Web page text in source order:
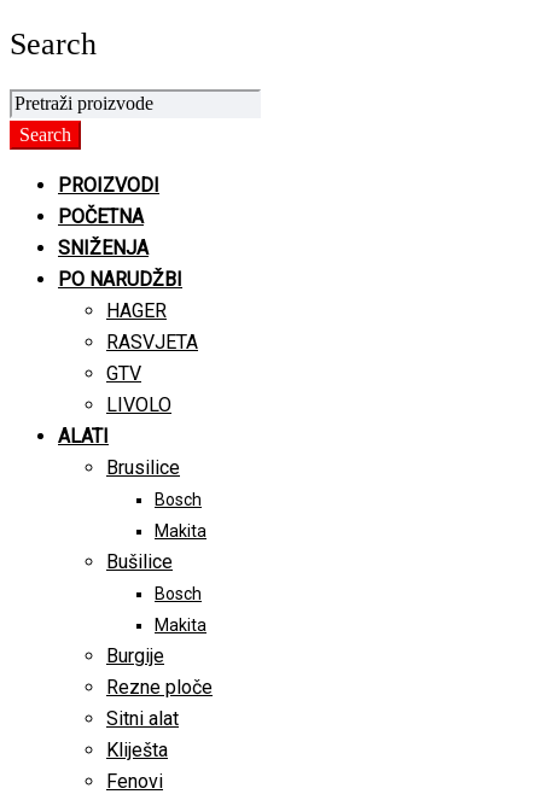
Search
PROIZVODI
POČETNA
SNIŽENJA
PO NARUDŽBI
HAGER
RASVJETA
GTV
LIVOLO
ALATI
Brusilice
Bosch
Makita
Bušilice
Bosch
Makita
Burgije
Rezne ploče
Sitni alat
Kliješta
Fenovi